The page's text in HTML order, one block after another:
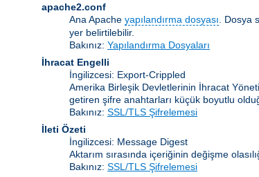
apache2.conf
Ana Apache yapılandırma dosyası . Dosya
yer belirtilebilir.
Bakınız: Yapılandırma Dosyaları
İhracat Engelli
İngilizcesi: Export-Crippled
Amerika Birleşik Devletlerinin İhracat
getiren şifre anahtarları küçük boyutlu
Bakınız: SSL/TLS Şifrelemesi
İleti Özeti
İngilizcesi: Message Digest
Aktarım sırasında içeriğinin değişme
Bakınız: SSL/TLS Şifrelemesi